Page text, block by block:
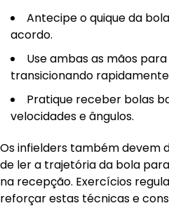
Antecipe o quique da
acordo.
Use ambas as mãos
transicionando
Pratique receber bolas
velocidades e ângulos.
Os infielders também devem
de ler a trajetória da bola
na recepção. Exercícios
reforçar estas técnicas e